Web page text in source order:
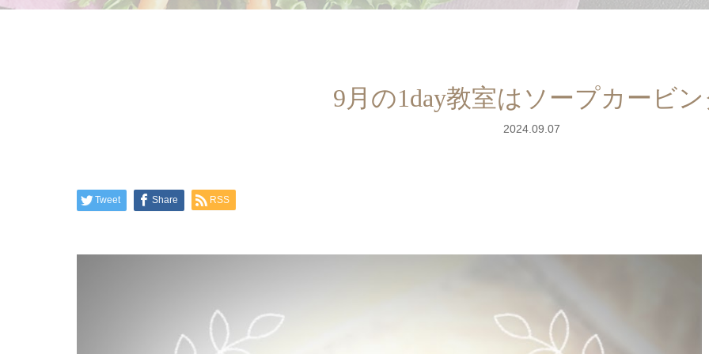
9月の1day教室はソープカービ
2024.09.07
Tweet Share RSS